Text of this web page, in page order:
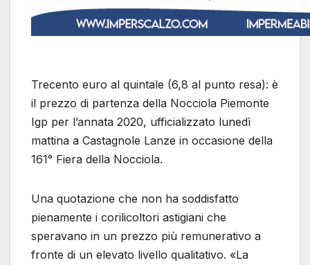
Trecento euro al quintale (6,8 al punto resa): è
il prezzo di partenza della Nocciola Piemonte
Igp per l’annata 2020, ufficializzato lunedì
mattina a Castagnole Lanze in occasione della
161° Fiera della Nocciola.
Una quotazione che non ha soddisfatto
pienamente i corilicoltori astigiani che
speravano in un prezzo più remunerativo a
fronte di un elevato livello qualitativo. «La